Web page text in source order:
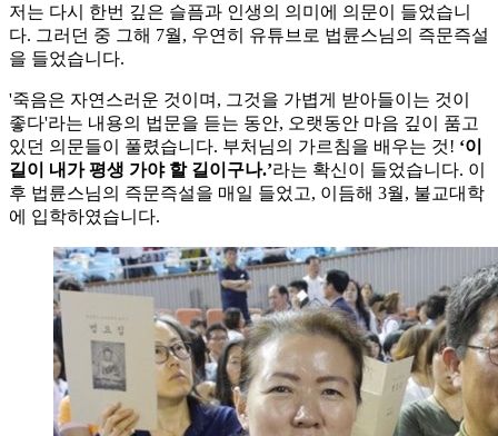
저는 다시 한번 깊은 슬픔과 인생의 의미에 의문이 들었습니
다. 그러던 중 그해 7월, 우연히 유튜브로 법륜스님의 즉문즉설
을 들었습니다.
'죽음은 자연스러운 것이며, 그것을 가볍게 받아들이는 것이
좋다'라는 내용의 법문을 듣는 동안, 오랫동안 마음 깊이 품고
있던 의문들이 풀렸습니다. 부처님의 가르침을 배우는 것! ‘이
길이 내가 평생 가야 할 길이구나.’라는 확신이 들었습니다. 이
후 법륜스님의 즉문즉설을 매일 들었고, 이듬해 3월, 불교대학
에 입학하였습니다.